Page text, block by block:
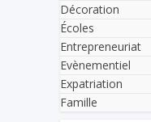
Décoration
Écoles
Entrepreneuriat
Evènementiel
Expatriation
Famille